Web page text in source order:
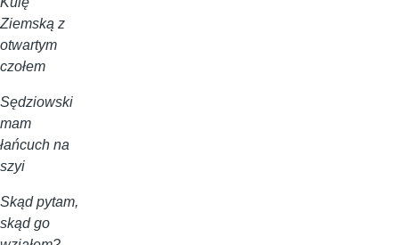
Ziemską z
otwartym
czołem
Sędziowski
mam
łańcuch na
szyi
Skąd pytam,
skąd go